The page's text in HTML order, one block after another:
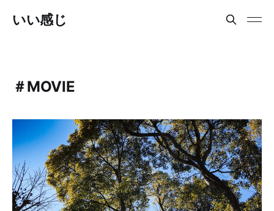
いい感じ
＃MOVIE